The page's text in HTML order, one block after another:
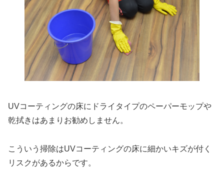
UVコーティングの床にドライタイプのペーパーモップや
乾拭きはあまりお勧めしません。
こういう掃除はUVコーティングの床に細かいキズが付く
リスクがあるからです。